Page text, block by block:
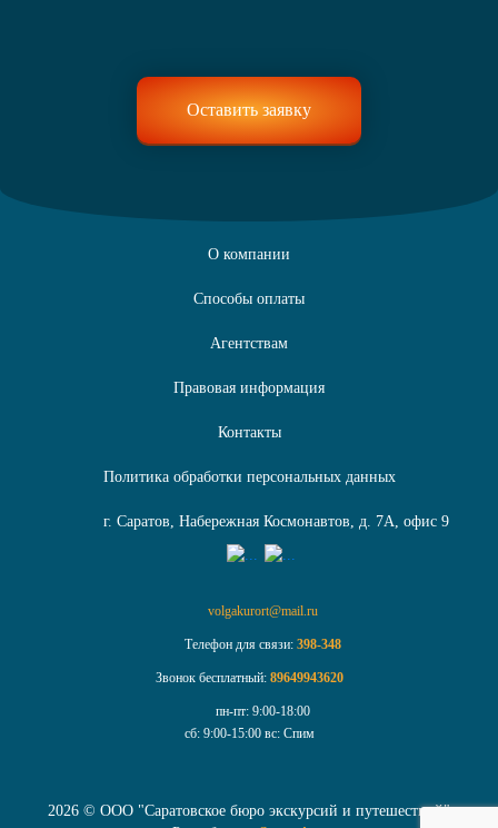
О компании
Способы оплаты
Агентствам
Правовая информация
Контакты
Политика обработки персональных данных
г. Саратов, Набережная Космонавтов, д. 7А, офис 9
volgakurort@mail.ru
Телефон для связи: 398-348
Звонок бесплатный: 89649943620
пн-пт:9:00-18:00
сб:9:00-15:00вс:Спим
2026 © ООО "Cаратовское бюро экскурсий и путешествий"